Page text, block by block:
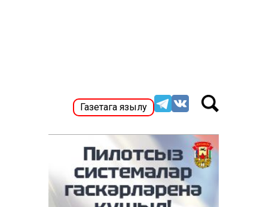
Газетага язылу